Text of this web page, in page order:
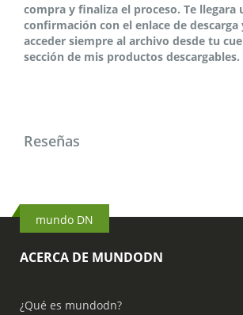
compra y finaliza el proceso. Te llegara
confirmación con el enlace de descarga
acceder siempre al archivo desde tu
sección de mis productos descargables.
Reseñas
mundo DN
ACERCA DE MUNDODN
¿Qué es mundodn?